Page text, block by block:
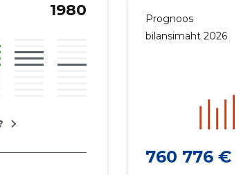
1980
Prognoos
bilansimaht 2026
760 776 €